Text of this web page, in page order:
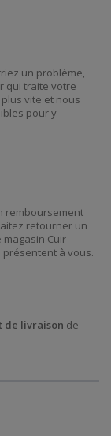
un problème,
qui traite votre
vite et nous
pour y
remboursement
retourner un
Cuir
à vous.
de livraison de